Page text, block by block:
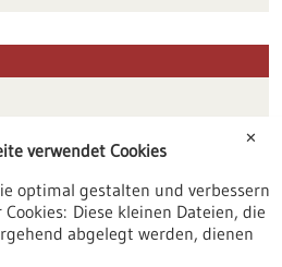
✕
verwendet Cookies
optimal gestalten und verbessern
Diese kleinen Dateien, die
abgelegt werden, dienen